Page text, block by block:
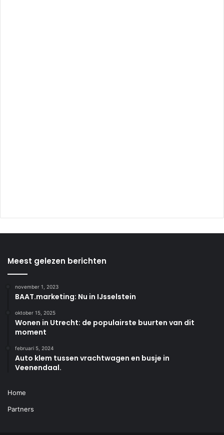
Meest gelezen berichten
november 1, 2023
BAAT.marketing: Nu in IJsselstein
oktober 15, 2025
Wonen in Utrecht: de populairste buurten van dit
moment
februari 5, 2024
Auto klem tussen vrachtwagen en busje in
Veenendaal.
Home
Partners